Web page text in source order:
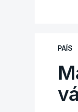
PAÍS